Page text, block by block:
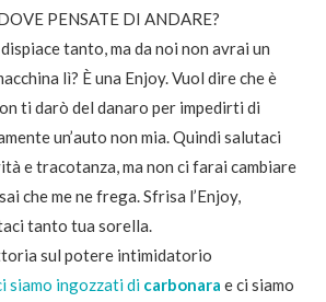
PENSATE DI ANDARE?
tanto, ma da noi non avrai un
lì? È una Enjoy. Vuol dire che è
ti darò del danaro per impedirti di
un’auto non mia. Quindi salutaci
e tracotanza, ma non ci farai cambiare
che me ne frega. Sfrisa l’Enjoy,
tanto tua sorella.
sul potere intimidatorio
siamo ingozzati di carbonara e ci siamo